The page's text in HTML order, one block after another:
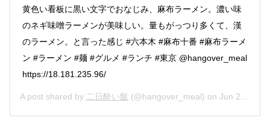
黄色い看板に黒い文字でおなじみ、麻布ラーメン。濃い味
のネギ味噌ラーメンが美味しい。量もがっつり多くて、漢
のラーメン。と言った感じ #六本木 #麻布十番 #麻布ラーメ
ン #ラーメン #麺 #グルメ #ランチ #東京 @hangover_meal
https://18.181.235.96/
A post shared by 二日酔い飯 (@hangover_meal) on Jun 21, 2019 at 12:52am PDT